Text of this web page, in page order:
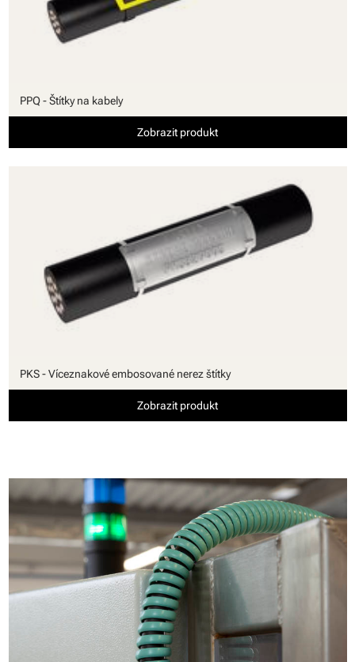
PPQ - Štítky na kabely
Zobrazit produkt
PKS - Víceznakové embosované nerez štítky
Zobrazit produkt